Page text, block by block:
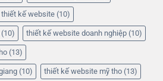
thiết kế website (10)
(10) thiết kế website doanh nghiệp (10)
(13)
(10) thiết kế website mỹ tho (13)